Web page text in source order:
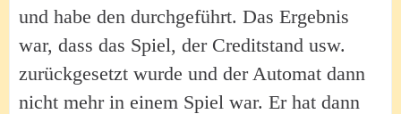
und habe den durchgeführt. Das Ergebnis
war, dass das Spiel, der Creditstand usw.
zurückgesetzt wurde und der Automat dann
nicht mehr in einem Spiel war. Er hat dann